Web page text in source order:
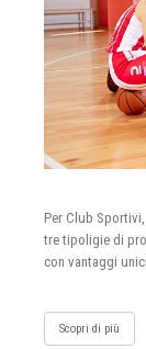
Per Club Sportivi,
tre tipoligie di
con vantaggi
Scopri di più